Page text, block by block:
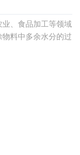
、食品加工等领域
料中多余水分的过
机的基本构造：压